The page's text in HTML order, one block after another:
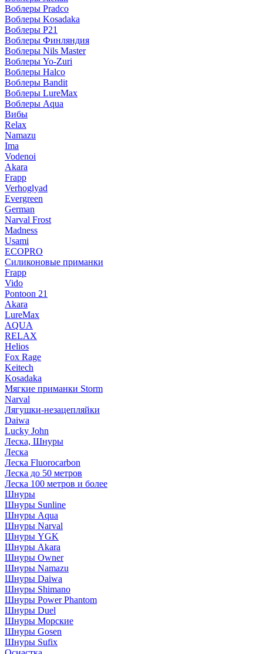
Воблеры Pradco
Воблеры Kosadaka
Воблеры P21
Воблеры Финляндия
Воблеры Nils Master
Воблеры Yo-Zuri
Воблеры Halco
Воблеры Bandit
Воблеры LureMax
Воблеры Aqua
Вибы
Relax
Namazu
Ima
Vodenoi
Akara
Frapp
Verhoglyad
Evergreen
German
Narval Frost
Madness
Usami
ECOPRO
Силиконовые приманки
Frapp
Vido
Pontoon 21
Akara
LureMax
AQUA
RELAX
Helios
Fox Rage
Keitech
Kosadaka
Мягкие приманки Storm
Narval
Лягушки-незацепляйки
Daiwa
Lucky John
Леска, Шнуры
Леска
Леска Fluorocarbon
Леска до 50 метров
Леска 100 метров и более
Шнуры
Шнуры Sunline
Шнуры Aqua
Шнуры Narval
Шнуры YGK
Шнуры Akara
Шнуры Owner
Шнуры Namazu
Шнуры Daiwa
Шнуры Shimano
Шнуры Power Phantom
Шнуры Duel
Шнуры Морские
Шнуры Gosen
Шнуры Sufix